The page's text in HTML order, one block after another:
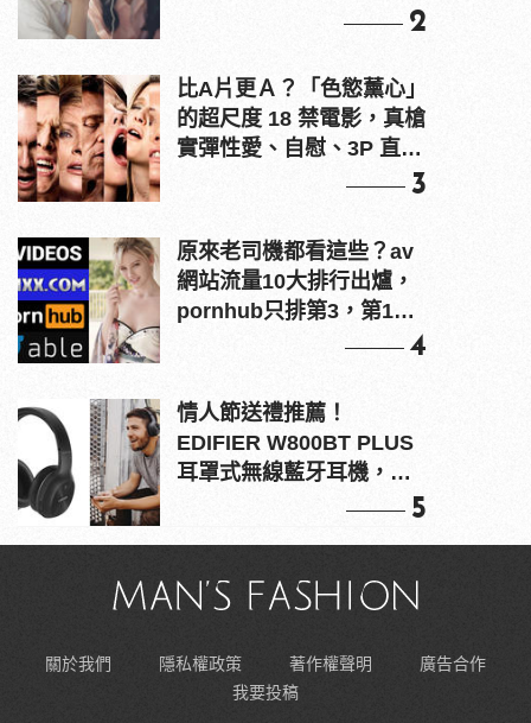
2
比A片更Ａ？「色慾薰心」
的超尺度 18 禁電影，真槍
實彈性愛、自慰、3P 直接
3
原來老司機都看這些？av
網站流量10大排行出爐，
pornhub只排第3，第1名
4
情人節送禮推薦！
EDIFIER W800BT PLUS
耳罩式無線藍牙耳機，在
5
關於我們 隱私權政策 著作權聲明
廣告合作
我要投稿